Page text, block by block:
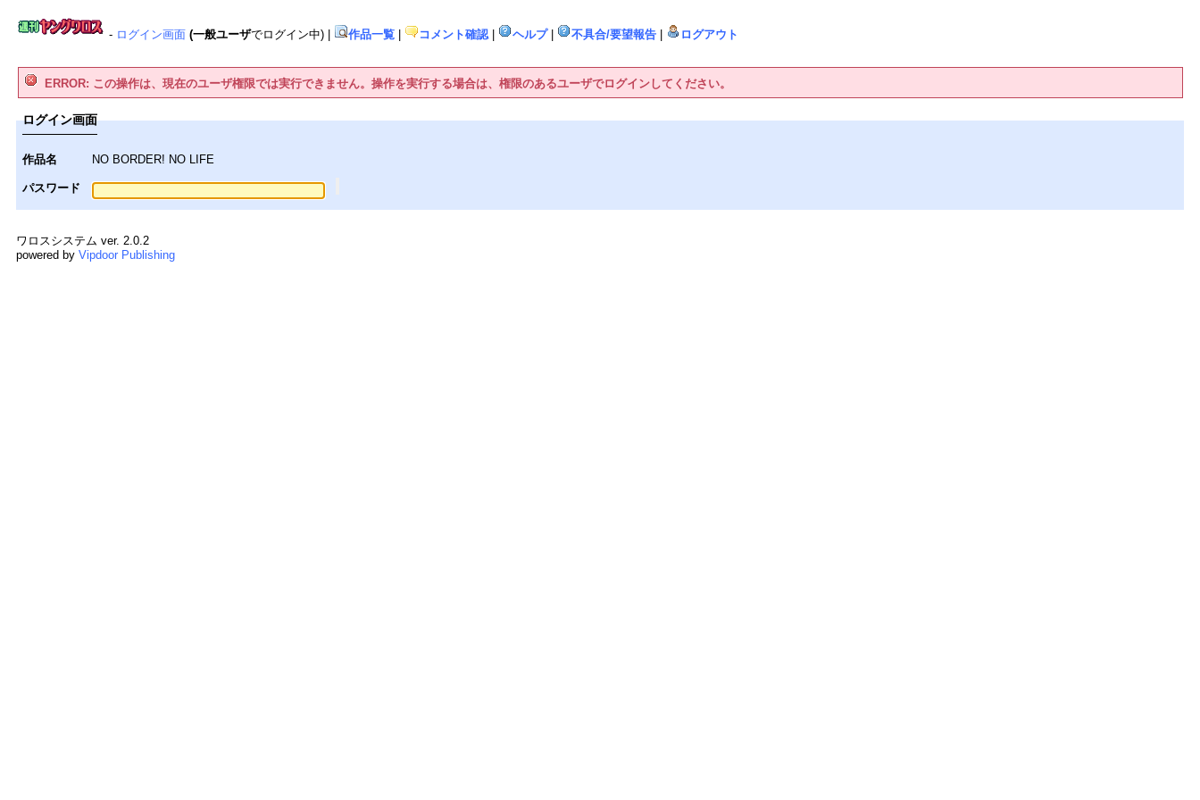
- ログイン画面 (一般ユーザでログイン中) 作品一覧 コメント確認| ヘルプ| 不具合/要望報告 ログアウト
ERROR: この操作は、現在のユーザ権限では実行できません。操作を実行する場合は、権限のあるユーザでログインしてください。
ログイン画面
作品名 NO BORDER! NO LIFE
パスワード
ワロスシステム ver. 2.0.2
powered byVipdoor Publishing